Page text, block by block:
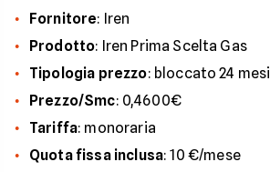
Fornitore: Iren
Prodotto: Iren Prima Scelta Gas
Tipologia prezzo: bloccato 24 mesi
Prezzo/Smc: 0,4600€
Tariffa: monoraria
Quotafissa inclusa: 10 €/mese